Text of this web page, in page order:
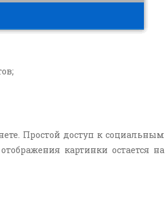
Простой доступ к социальным
картинки остается на